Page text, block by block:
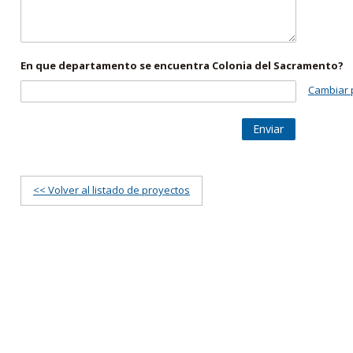
En que departamento se encuentra Colonia del Sacramento?
Cambiar
Enviar
<< Volver al listado de proyectos